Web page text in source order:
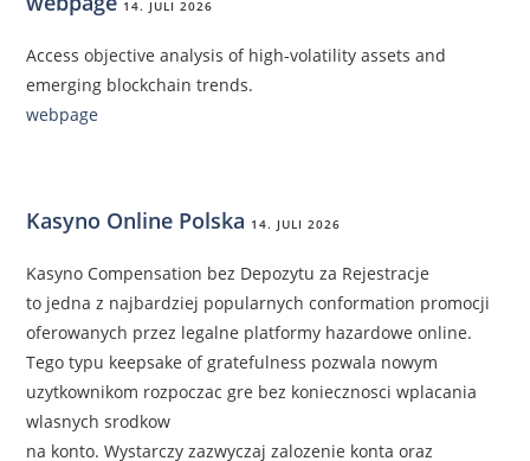
14. JULI 2026
Access objective analysis of high-volatility assets and
emerging blockchain trends.
webpage
Kasyno Online Polska 14. JULI 2026
Kasyno Compensation bez Depozytu za Rejestracje
to jedna z najbardziej popularnych conformation promocji
oferowanych przez legalne platformy hazardowe online.
Tego typu keepsake of gratefulness pozwala nowym
uzytkownikom rozpoczac gre bez koniecznosci wplacania
wlasnych srodkow
na konto. Wystarczy zazwyczaj zalozenie konta oraz